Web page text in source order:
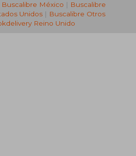
Buscalibre México | Buscalibre
Unidos| Buscalibre Otros
Reino Unido